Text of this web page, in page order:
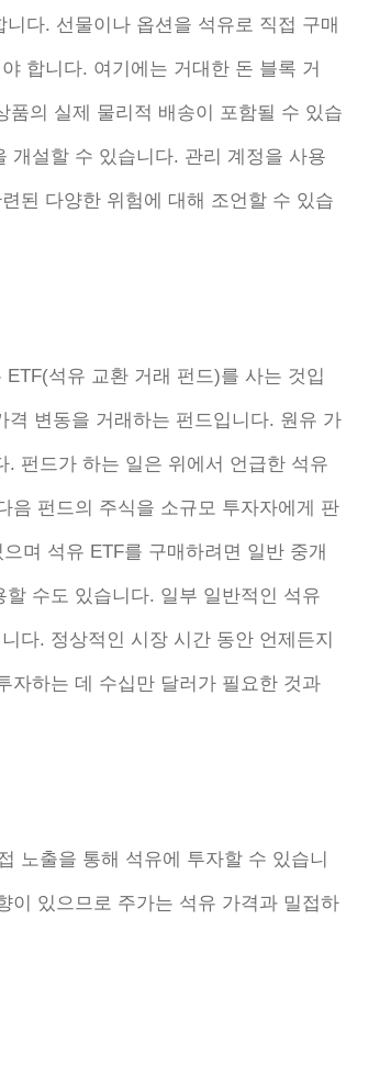
다. 선물이나 옵션을 석유로 직접 구매
합니다. 여기에는 거대한 돈 블록 거
의 실제 물리적 배송이 포함될 수 있습
개설할 수 있습니다. 관리 계정을 사용
된 다양한 위험에 대해 조언할 수 있습
석유 교환 거래 펀드)를 사는 것입
격 변동을 거래하는 펀드입니다. 원유 가
펀드가 하는 일은 위에서 언급한 석유
음 펀드의 주식을 소규모 투자자에게 판
며 석유 ETF를 구매하려면 일반 중개
수도 있습니다. 일부 일반적인 석유
다. 정상적인 시장 시간 동안 언제든지
자하는 데 수십만 달러가 필요한 것과
노출을 통해 석유에 투자할 수 있습니
이 있으므로 주가는 석유 가격과 밀접하